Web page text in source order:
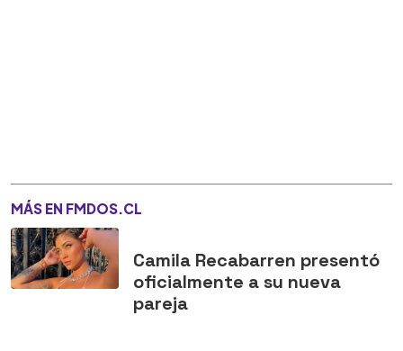
MÁS EN FMDOS.CL
Camila Recabarren presentó
oficialmente a su nueva
pareja